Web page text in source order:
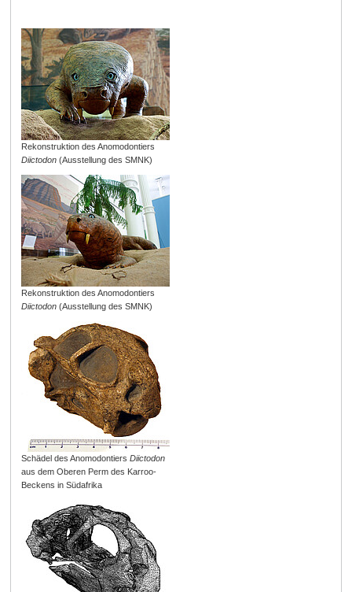
Rekonstruktion des Anomodontiers
Diictodon(Ausstellung des SMNK)
Rekonstruktion des Anomodontiers
Diictodon(Ausstellung des SMNK)
Schädel des Anomodontiers Diictodon
aus dem Oberen Perm des Karroo-
Beckens in Südafrika